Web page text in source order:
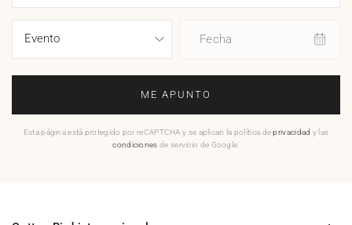
Fecha
ME APUNTO
Esta página está protegido por reCAPTCHA y se aplican la política deprivacidad y las
condiciones de servicio de Google.